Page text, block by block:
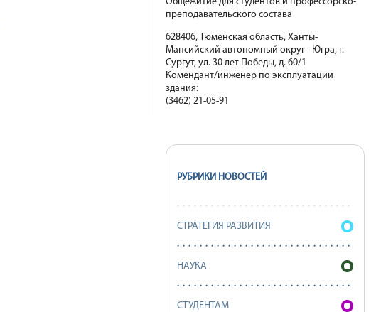
преподавательского состава
628406, Тюменская область, Ханты-
Мансийский автономный округ - Югра, г.
Сургут, ул. 30 лет Победы, д. 60/1
Комендант/инженер по эксплуатации
здания:
(3462) 21-05-91
РУБРИКИ НОВОСТЕЙ
СТРАТЕГИЯ РАЗВИТИЯ
НАУКА
СТУДЕНТАМ